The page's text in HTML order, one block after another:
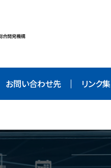
お問い合わせ先 リンク集